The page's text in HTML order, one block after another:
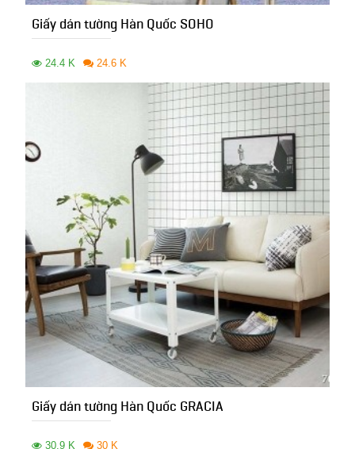
Giấy dán tường Hàn Quốc SOHO
24.4 K 24.6 K
Giấy dán tường Hàn Quốc GRACIA
30.9 K 30 K